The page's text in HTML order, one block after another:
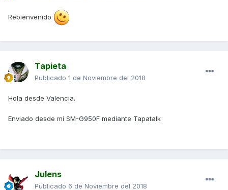
Rebienvenido
Tapieta
Publicado 1 de Noviembre del 2018
Hola desde Valencia.
Enviado desde mi SM-G950F mediante Tapatalk
Julens
Publicado 6 de Noviembre del 2018